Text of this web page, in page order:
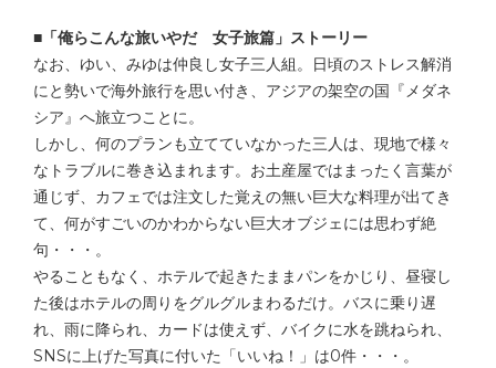
■「俺らこんな旅いやだ 女子旅篇」ストーリー
なお、ゆい、みゆは仲良し女子三人組。日頃のストレス解消
にと勢いで海外旅行を思い付き、アジアの架空の国『メダネ
シア』へ旅立つことに。
しかし、何のプランも立てていなかった三人は、現地で様々
なトラブルに巻き込まれます。お土産屋ではまったく言葉が
通じず、カフェでは注文した覚えの無い巨大な料理が出てき
て、何がすごいのかわからない巨大オブジェには思わず絶
句・・・。
やることもなく、ホテルで起きたままパンをかじり、昼寝し
た後はホテルの周りをグルグルまわるだけ。バスに乗り遅
れ、雨に降られ、カードは使えず、バイクに水を跳ねられ、
SNSに上げた写真に付いた「いいね！」は0件・・・。